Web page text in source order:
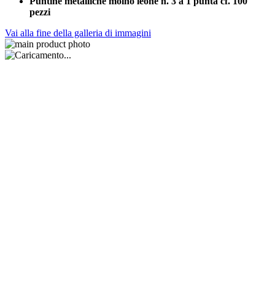
pezzi
Vai alla fine della galleria di immagini